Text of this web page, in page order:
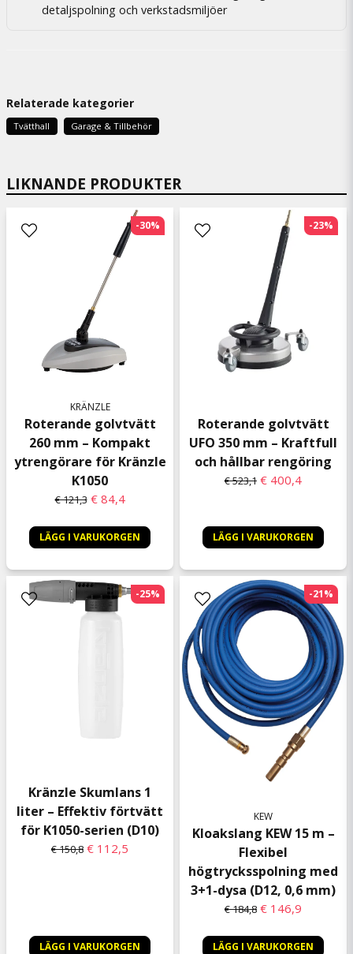
detaljspolning och verkstadsmiljöer
LIKNANDE PRODUKTER
KRÄNZLE
Roterande golvtvätt
260 mm – Kompakt
ytrengörare för Kränzle
K1050
€ 121,3 € 84,4
LÄGG I VARUKORGEN
-30%
Roterande golvtvätt
UFO 350 mm – Kraftfull
och hållbar rengöring
€ 523,1 € 400,4
LÄGG I VARUKORGEN
-23%
Kränzle Skumlans 1
liter – Effektiv förtvätt
för K1050-serien (D10)
€ 150,8 € 112,5
LÄGG I VARUKORGEN
-25%
KEW
Kloakslang KEW 15 m –
Flexibel
högtrycksspolning med
3+1-dysa (D12, 0,6 mm)
€ 184,8 € 146,9
LÄGG I VARUKORGEN
-21%
Relaterade kategorier
Tvätthall Garage & Tillbehör